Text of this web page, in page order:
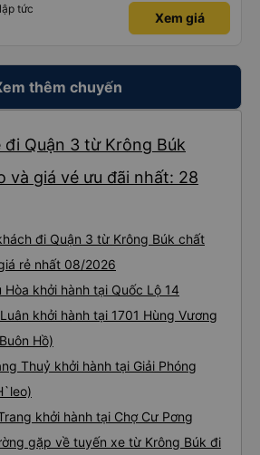
tôi rất vui và hài lòng từ đầu đến cuối. Rất đáng
nó rất dễ sử dụng, thân thiện với người dùng và
của chúng tôi. Mọi thứ đều diễn ra suôn sẻ!
tức
Xem giá
thêm chuyến
Quận 3 từ Krông Búk
và giá vé ưu đãi nhất: 28
đi Quận 3 từ Krông Búk chất
rẻ nhất 08/2026
Hòa khởi hành tại Quốc Lộ 14
khởi hành tại 1701 Hùng Vương
Hồ)
Thuỷ khởi hành tại Giải Phóng
khởi hành tại Chợ Cư Pơng
gặp về tuyến xe từ Krông Búk đi